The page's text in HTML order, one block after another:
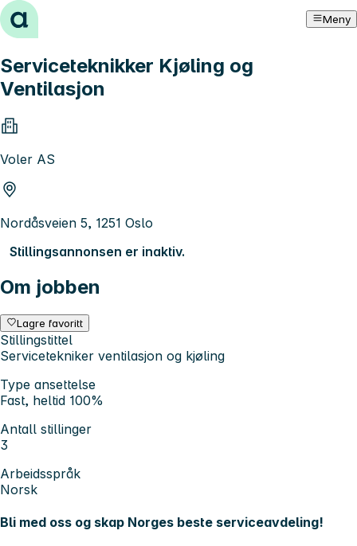
Hopp til innhold Meny
Serviceteknikker Kjøling og
Ventilasjon
Voler AS
Nordåsveien 5, 1251 Oslo
Stillingsannonsen er inaktiv.
Om jobben
Lagre favoritt
Stillingstittel
Servicetekniker ventilasjon og kjøling
Type ansettelse
Fast, heltid 100%
Antall stillinger
3
Arbeidsspråk
Norsk
Bli med oss og skap Norges beste serviceavdeling!